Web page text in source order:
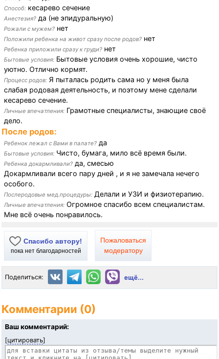
Способ: кесарево сечение
Анестезия? да (не эпидуральную)
Рожали с мужем? нет
Положили ребенка на живот сразу после родов? нет
Ребенка приложили сразу к груди? нет
Бытовые условия: Бытовые условия очень хорошие, чисто
уютно. Отлично кормят.
Процесс родов: Я пыталась родить сама но у меня была
слабая родовая деятельность, и поэтому мене сделали
кесарево сечение.
Личные впечатления: Грамотные специалисты, знающие своё
дело.
После родов:
Ребенок лежал с Вами в палате? да
Бытовые условия: Чисто, бумага, мило всё время были.
Ребенка докармливали? да, смесью
Докармливали всего пару дней , и я не замечала нечего
особого.
Послеродовые мед.процедуры: Делали и УЗИ и физиотерапию.
Личные впечатления: Огромное спасибо всем специалистам.
Мне всё очень понравилось.
Спасибо автору!
пока нет благодарностей
Пожаловаться
модератору
Поделиться: ещё...
Комментарии (0)
Ваш комментарий:
[цитировать]